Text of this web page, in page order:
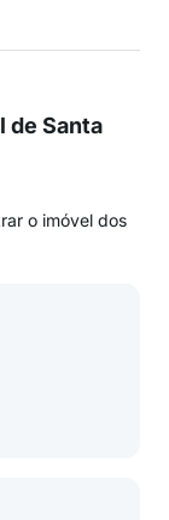
de Santa
o imóvel dos